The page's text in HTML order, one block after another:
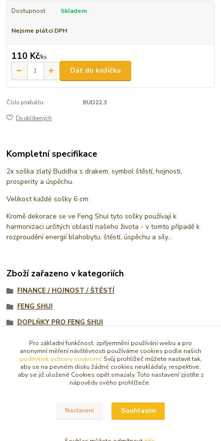
Dostupnost Skladem
Nejsme plátci DPH
110 Kč/ks
Dát do košíčku
Číslo produktu: BUD22.3
Do oblíbených
Kompletní specifikace
2x soška zlatý Buddha s drakem, symbol štěstí, hojnosti,
prosperity a úspěchu.
Velikost každé sošky 6 cm
Kromě dekorace se ve Feng Shui tyto sošky používají k
harmonizaci určitých oblastí našeho života - v tomto případě k
rozproudění energií blahobytu, štěstí, úspěchu a síly...
Zboží zařazeno v kategoriích
FINANCE / HOJNOST / ŠTĚSTÍ
FENG SHUI
DOPLŇKY PRO FENG SHUI
Svícny, kameny a jiné
Pro štěstí a úspěch
Sošky BUDDHA / ORIENT
© Copyright 2016 - 2026 Caracasa Atelier. Všechna práva vyhrazena.
Pro základní funkčnost, zpříjemnění používání webu a pro
anonymní měření návštěvnosti používáme cookies podle našich
podmínek ochrany soukromí. Svůj prohlížeč můžete nastavit tak,
aby se na pevném disku žádné cookies neukládaly, respektive,
aby se již uložené Cookies opět smazaly. Toto nastavení zjistíte z
nápovědy svého prohlížeče.
Nastavení Souhlasím